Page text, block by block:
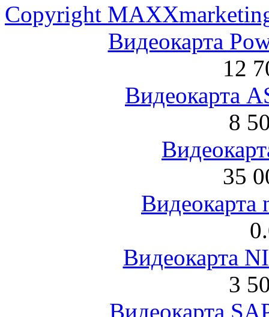
Copyright
Видеокарта
12
Видеокарта
8
35
Видеокарта
Видеокарта
3
Видеокарта